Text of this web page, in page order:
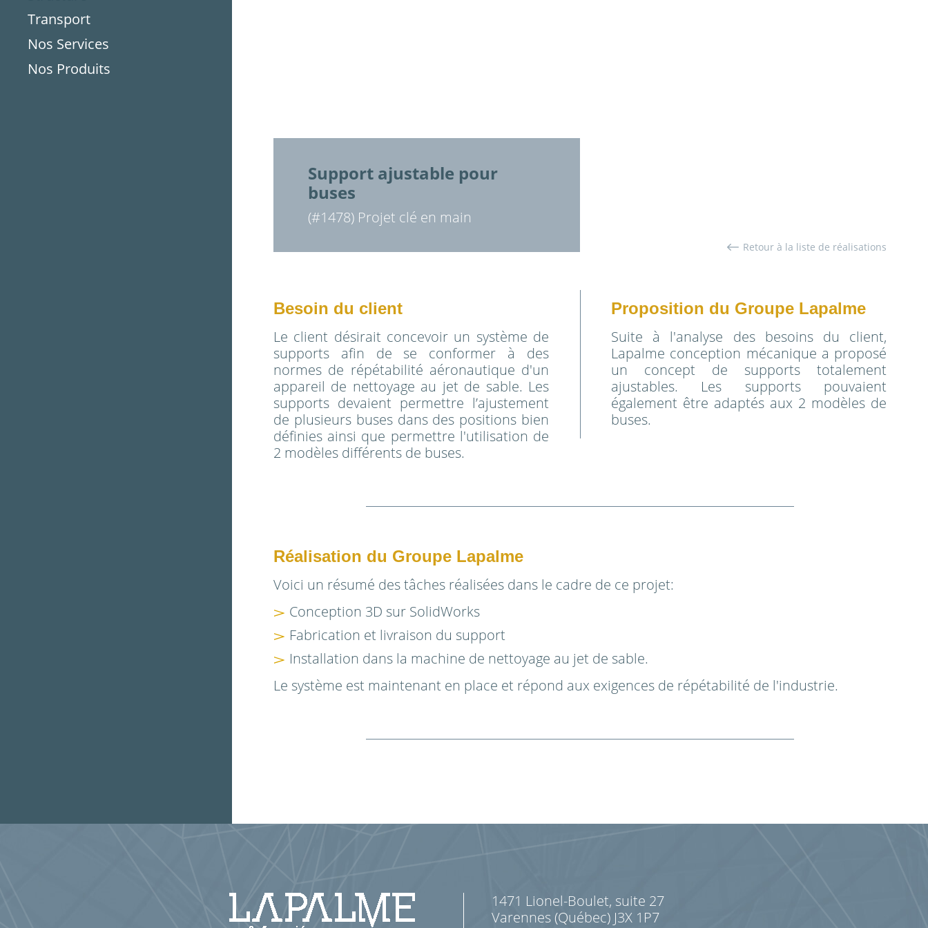
Transport
Nos Services
Nos Produits
Support ajustable pour
buses
(#1478) Projet clé en main
Retour à la liste de réalisations
Besoin du client
Le client désirait concevoir un système de
supports afin de se conformer à des
normes de répétabilité aéronautique d'un
appareil de nettoyage au jet de sable. Les
supports devaient permettre l’ajustement
de plusieurs buses dans des positions bien
définies ainsi que permettre l'utilisation de
2 modèles différents de buses.
Proposition du Groupe Lapalme
Suite à l'analyse des besoins du client,
Lapalme conception mécanique a proposé
un concept de supports totalement
ajustables. Les supports pouvaient
également être adaptés aux 2 modèles de
buses.
Réalisation du Groupe Lapalme
Voici un résumé des tâches réalisées dans le cadre de ce projet:
Conception 3D sur SolidWorks
Fabrication et livraison du support
Installation dans la machine de nettoyage au jet de sable.
Le système est maintenant en place et répond aux exigences de répétabilité de l'industrie.
1471 Lionel-Boulet, suite 27
Varennes (Québec) J3X 1P7